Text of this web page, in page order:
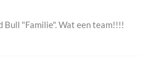
Bull "Familie". Wat een team!!!!